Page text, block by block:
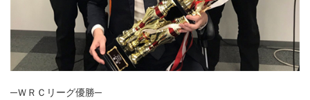
─ＷＲＣリーグ優勝─